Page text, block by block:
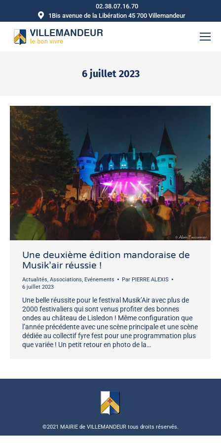
02.38.07.16.70
1Bis avenue de la Libération 45 700 Villemandeur
6 juillet 2023
Une deuxième édition mandoraise de
Musik’air réussie !
Actualités Associations Evénements Par PIERRE ALEXIS
6 juillet 2023
Une belle réussite pour le festival Musik’Air avec plus de
2000 festivaliers qui sont venus profiter des bonnes
ondes au château de Lisledon ! Même configuration que
l’année précédente avec une scène principale et une scène
dédiée au collectif fyre fest pour une programmation plus
que variée ! Un petit retour en photo de la…
©2021 MAIRIE de VILLEMANDEUR tous droits réservés.